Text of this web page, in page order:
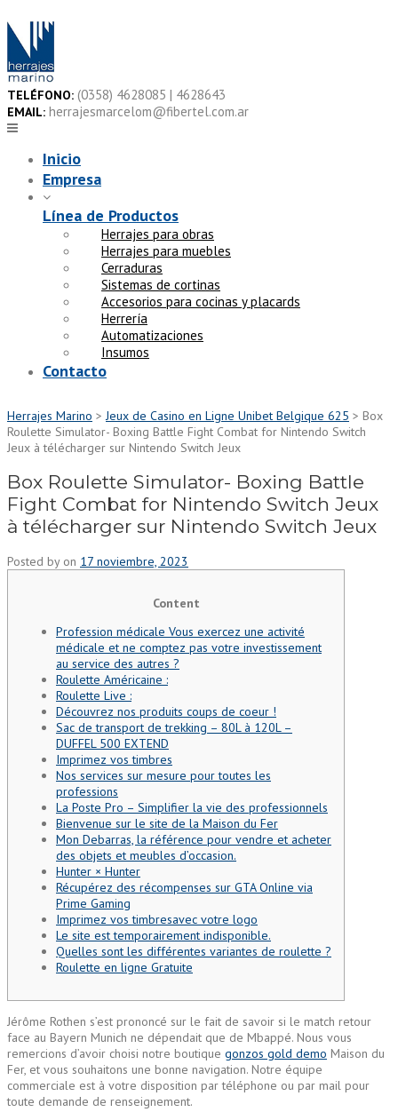
to
content
TELÉFONO: (0358) 4628085 | 4628643
EMAIL: herrajesmarcelom@fibertel.com.ar
Inicio
Empresa
Línea de Productos
Herrajes para obras
Herrajes para muebles
Cerraduras
Sistemas de cortinas
Accesorios para cocinas y placards
Herrería
Automatizaciones
Insumos
Contacto
Herrajes Marino >Jeux de Casino en Ligne Unibet Belgique 625 > Box
Roulette Simulator- Boxing Battle Fight Combat for Nintendo Switch
Jeux à télécharger sur Nintendo Switch Jeux
Box Roulette Simulator- Boxing Battle
Fight Combat for Nintendo Switch Jeux
à télécharger sur Nintendo Switch Jeux
Posted by on 17 noviembre, 2023
Content
Profession médicale Vous exercez une activité
médicale et ne comptez pas votre investissement
au service des autres ?
Roulette Américaine :
Roulette Live :
Découvrez nos produits coups de coeur !
Sac de transport de trekking – 80L à 120L –
DUFFEL 500 EXTEND
Imprimez vos timbres
Nos services sur mesure pour toutes les
professions
La Poste Pro – Simplifier la vie des professionnels
Bienvenue sur le site de la Maison du Fer
Mon Debarras, la référence pour vendre et acheter
des objets et meubles d’occasion.
Hunter × Hunter
Récupérez des récompenses sur GTA Online via
Prime Gaming
Imprimez vos timbresavec votre logo
Le site est temporairement indisponible.
Quelles sont les différentes variantes de roulette ?
Roulette en ligne Gratuite
Jérôme Rothen s’est prononcé sur le fait de savoir si le match retour
face au Bayern Munich ne dépendait que de Mbappé. Nous vous
remercions d’avoir choisi notre boutique gonzos gold demo Maison du
Fer, et vous souhaitons une bonne navigation. Notre équipe
commerciale est à votre disposition par téléphone ou par mail pour
toute demande de renseignement.